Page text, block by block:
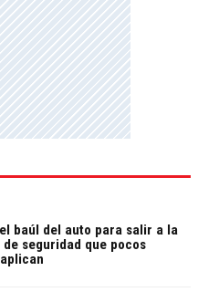
baúl del auto para salir a la
seguridad que pocos